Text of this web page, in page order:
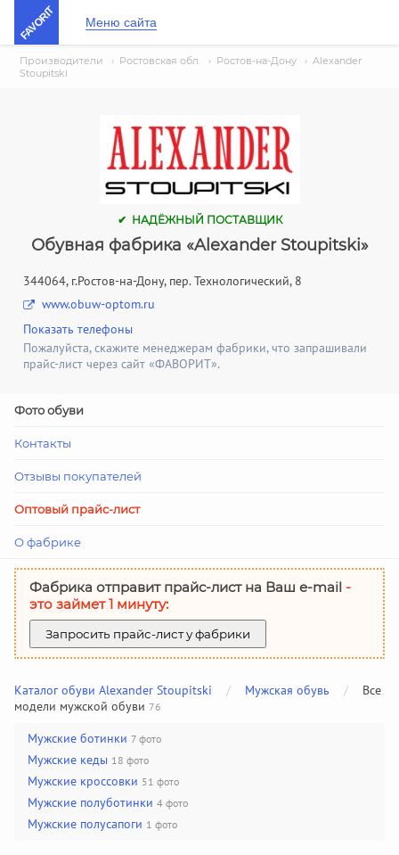
FAVORIT Меню сайта
Производители › Ростовская обл. › Ростов-на-Дону › Alexander
Stoupitski
✔ НАДЁЖНЫЙ ПОСТАВЩИК
Обувная фабрика «Alexander Stoupitski»
344064, г.Ростов-на-Дону, пер. Технологический, 8
www.obuw-optom.ru
Показать телефоны
Пожалуйста, скажите менеджерам фабрики, что запрашивали
прайс-лист через сайт «ФАВОРИТ».
Фото обуви
Контакты
Отзывы покупателей
Оптовый прайс-лист
О фабрике
Фабрика отправит прайс-лист на Ваш е-mail -
это займет 1 минуту:
Запросить прайс-лист у фабрики
Каталог обуви Alexander Stoupitski / Мужская обувь /
Все
модели мужской обуви 76
Мужские ботинки 7 фото
Мужские кеды 18 фото
Мужские кроссовки 51 фото
Мужские полуботинки 4 фото
Мужские полусапоги 1 фото